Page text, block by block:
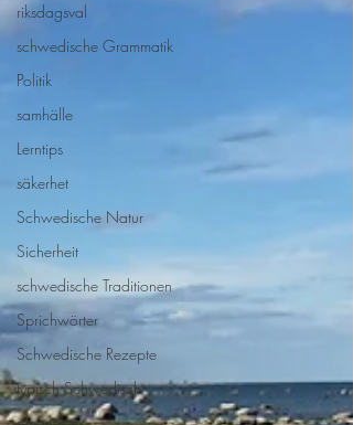
riksdagsval
schwedische Grammatik
Politik
samhälle
Lerntips
säkerhet
Schwedische Natur
Sicherheit
schwedische Traditionen
Sprichwörter
Schwedische Rezepte
typisch Schwedisch